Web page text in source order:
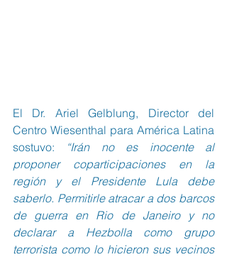
El Dr. Ariel Gelblung, Director del
Centro Wiesenthal para América Latina
sostuvo:
“Irán no es inocente al
proponer coparticipaciones en la
región y el Presidente Lula debe
saberlo. Permitirle atracar a dos barcos
de guerra en Rio de Janeiro y no
declarar a Hezbolla como grupo
terrorista como lo hicieron sus vecinos